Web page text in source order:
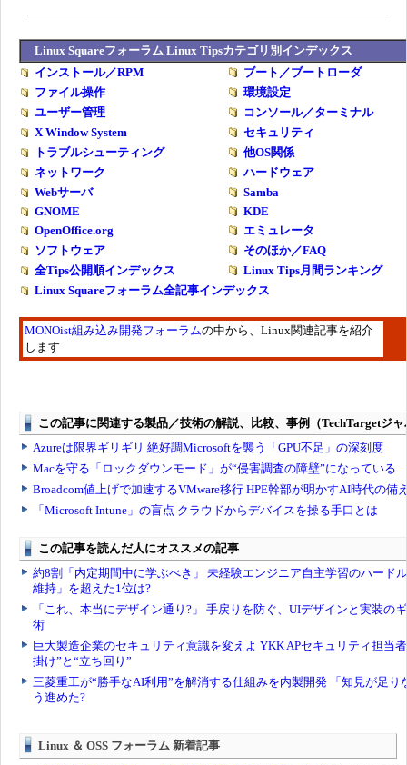
Linux Squareフォーラム Linux Tipsカテゴリ別インデックス
インストール／RPM
ブート／ブートローダ
ファイル操作
環境設定
ユーザー管理
コンソール／ターミナル
X Window System
セキュリティ
トラブルシューティング
他OS関係
ネットワーク
ハードウェア
Webサーバ
Samba
GNOME
KDE
OpenOffice.org
エミュレータ
ソフトウェア
そのほか／FAQ
全Tips公開順インデックス
Linux Tips月間ランキング
Linux Squareフォーラム全記事インデックス
MONOist組み込み開発フォーラムの中から、Linux関連記事を紹介
します
Linux ＆ OSS フォーラム 新着記事